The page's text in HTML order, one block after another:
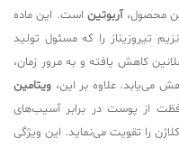
محصول،آربوتیناست. این ماده
تیروزیناز را که مسئول تولید
کاهش یافته و به مرور زمان،
می‌یابد. علاوه بر این، ویتامین
از پوست در برابر آسیب‌های
را تقویت می‌نماید. این ویژگی